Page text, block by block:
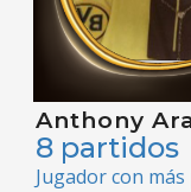
Anthony
8 partidos
Jugador con